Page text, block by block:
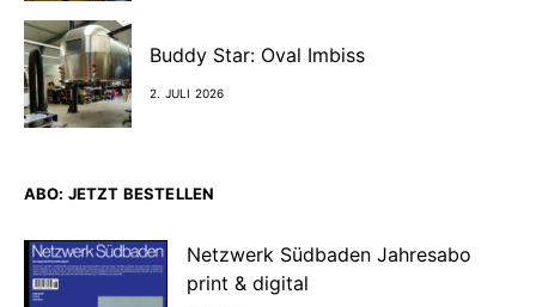
Buddy Star: Oval Imbiss
2. JULI 2026
ABO: JETZT BESTELLEN
Netzwerk Südbaden Jahresabo
print & digital